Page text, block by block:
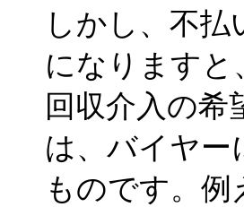
しかし、不
になりますと
回収介入の希
は、バイヤー
ものです。